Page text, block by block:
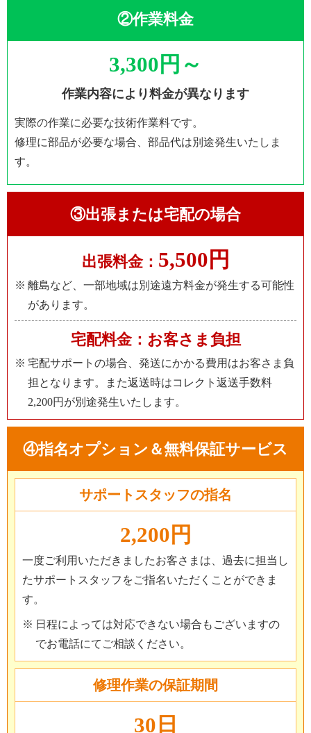
②作業料金
3,300円～
作業内容により料金が異なります
実際の作業に必要な技術作業料です。
修理に部品が必要な場合、部品代は別途発生いたしま
す。
③出張または宅配の場合
出張料金： 5,500円
離島など、一部地域は別途遠方料金が発生する可能性
があります。
宅配料金：お客さま負担
宅配サポートの場合、発送にかかる費用はお客さま負
担となります。また返送時はコレクト返送手数料
2,200円が別途発生いたします。
④指名オプション＆無料保証サービス
サポートスタッフの指名
2,200円
一度ご利用いただきましたお客さまは、過去に担当し
たサポートスタッフをご指名いただくことができま
す。
日程によっては対応できない場合もございますの
でお電話にてご相談ください。
修理作業の保証期間
30日